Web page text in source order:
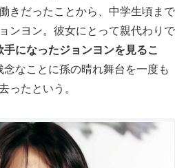
きだったことから、中学生頃まで
ンヨン。彼女にとって親代わりで
手になったジョンヨンを見るこ
なことに孫の晴れ舞台を一度も
ったという。